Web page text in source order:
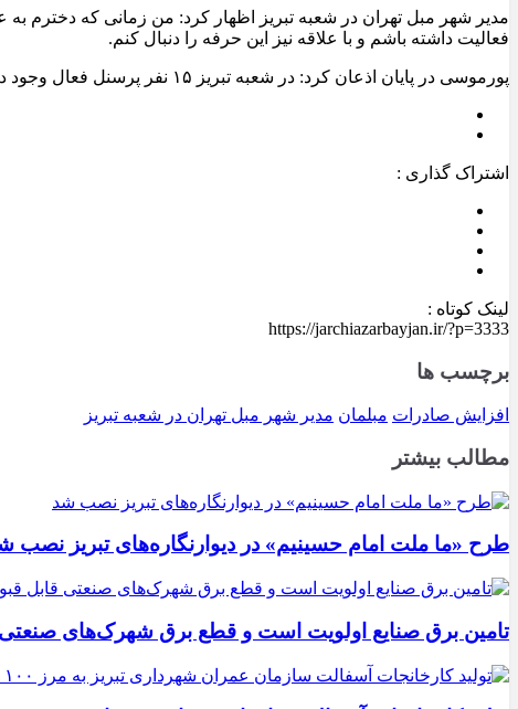
مدیر شهر مبل تهران در شعبه تبریز اظهار کرد: من زمانی که دخترم
فعالیت داشته باشم و با علاقه نیز این حرفه را دنبال کنم.
پورموسی در پایان اذعان کرد: در شعبه تبریز ۱۵ نفر پرسنل فعال وجود دارد که در این راستا در تلاش هستیم تا صادرات را نیز افزایش دهیم.
اشتراک گذاری :
لینک کوتاه :
https://jarchiazarbayjan.ir/?p=3333
برچسب ها
افزایش صادرات مبلمان مدیر شهر مبل تهران در شعبه تبریز
مطالب بیشتر
طرح «ما ملت امام حسینیم» در دیوارنگاره‌های تبریز نصب
تامین برق صنایع اولویت است و قطع برق شهرک‌های